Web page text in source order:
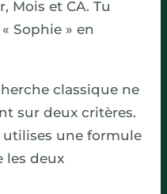
Mois et CA. Tu
Sophie » en
classique ne
sur deux critères.
utilises une formule
les deux